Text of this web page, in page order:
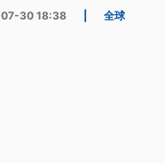
30 18:38 全球